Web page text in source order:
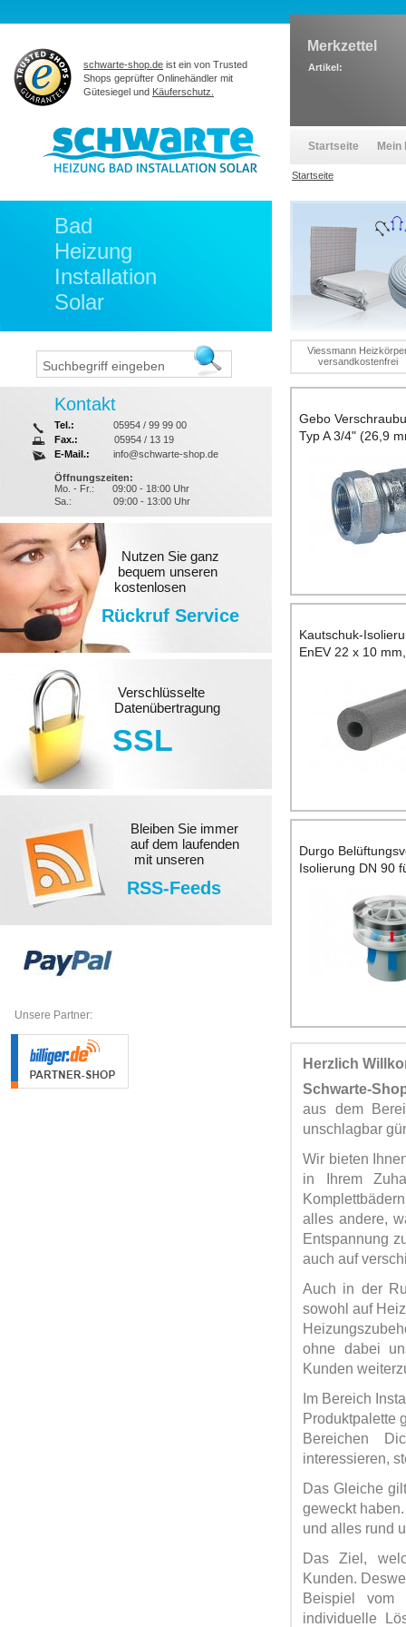
Viessmann
versandkostenfrei
Gebo
Typ A 3/4" (26,9
Kautschuk-
EnEV 22 x 10
Durgo
Isolierung DN 90
Herzlich
Schwarte-
aus dem
unschlagbar
Wir bieten
in Ihrem
alles andere,
Entspannung
auch auf
Auch in der
sowohl auf
ohne dabei
Kunden
Im Bereich
Produktpalette
Bereichen
interessieren,
Das Gleiche
geweckt
und alles rund
Das Ziel,
Kunden.
Beispiel vom
individuelle
Bad
Heizung
Installation
Solar
Kontakt
Tel.:
05954 / 99 99 00
Fax.:
05954 / 13 19
E-Mail.:
info@schwarte-shop.de
Öffnungszeiten:
Mo. - Fr.:
09:00 - 18:00 Uhr
Sa.:
09:00 - 13:00 Uhr
Nutzen Sie ganz
bequem unseren
kostenlosen
Rückruf Service
Verschlüsselte
Datenübertragung
SSL
Bleiben Sie immer
auf dem laufenden
mit unseren
RSS-Feeds
Unsere Partner:
schwarte-shop.de ist ein von Trusted
Shops geprüfter Onlinehändler mit
Gütesiegel und Käuferschutz.
Merkzettel
Artikel:
Startseite Mein
Startseite